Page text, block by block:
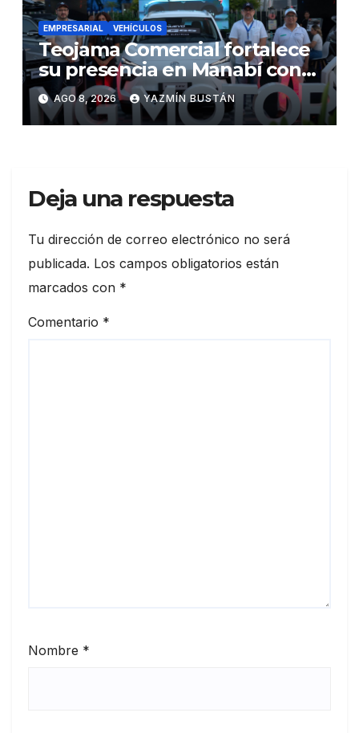
EMPRESARIAL VEHÍCULOS
Teojama Comercial fortalece
su presencia en Manabí con
una apuesta por la movilidad
híbrida y eléctrica durante
ExpoAuto del Pacífico 2026
AGO 8, 2026 YAZMÍN BUSTÁN
Deja una respuesta
Tu dirección de correo electrónico no será
publicada. Los campos obligatorios están
marcados con *
Comentario *
Nombre *